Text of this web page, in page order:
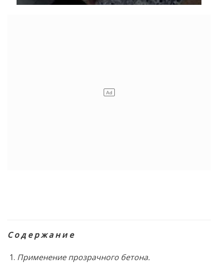
С о д е р ж а н и е
Применение прозрачного бетона.